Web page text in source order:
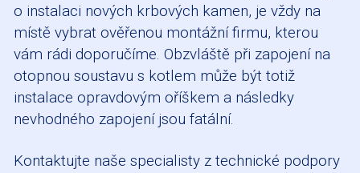
o instalaci nových krbových kamen, je vždy na
místě vybrat ověřenou montážní firmu, kterou
vám rádi doporučíme. Obzvláště při zapojení na
otopnou soustavu s kotlem může být totiž
instalace opravdovým oříškem a následky
nevhodného zapojení jsou fatální.
Kontaktujte naše specialisty z technické podpory